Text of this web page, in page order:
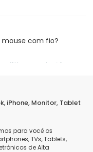
com fio?
10 meses atrás 0
iPhone, Monitor, Tablet
para você os
TVs, Tablets,
de Alta